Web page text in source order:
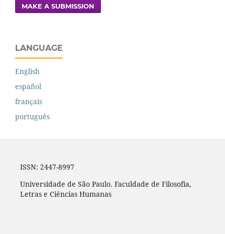
MAKE A SUBMISSION
LANGUAGE
English
español
français
português
ISSN: 2447-8997
Universidade de São Paulo. Faculdade de Filosofia,
Letras e Ciências Humanas